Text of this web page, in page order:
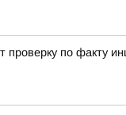
проверку по факту